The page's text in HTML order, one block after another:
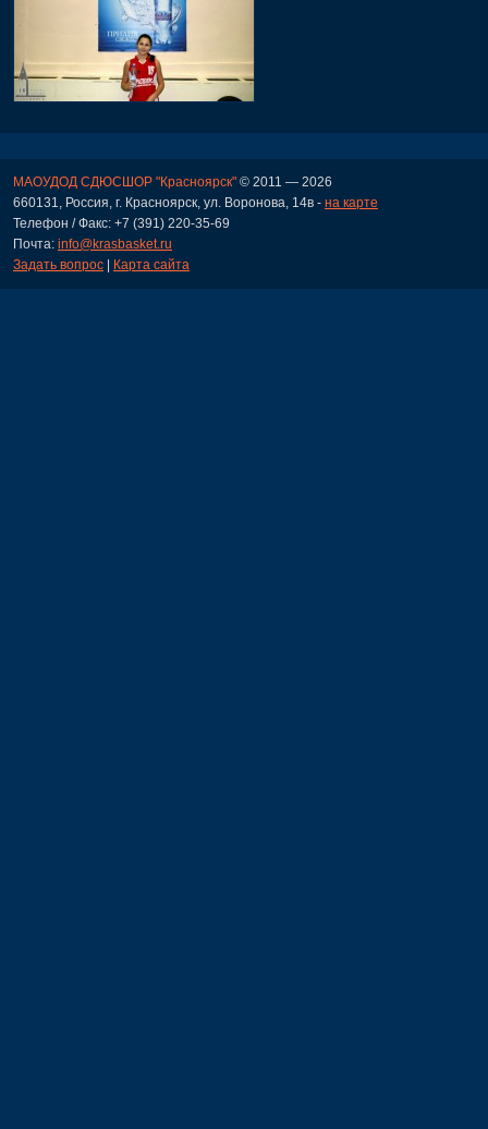
МАОУДОД СДЮСШОР "Красноярск" © 2011 — 2026
660131, Россия, г. Красноярск, ул. Воронова, 14в - на карте
Телефон / Факс: +7 (391) 220-35-69
Почта: info@krasbasket.ru
Задать вопрос | Карта сайта